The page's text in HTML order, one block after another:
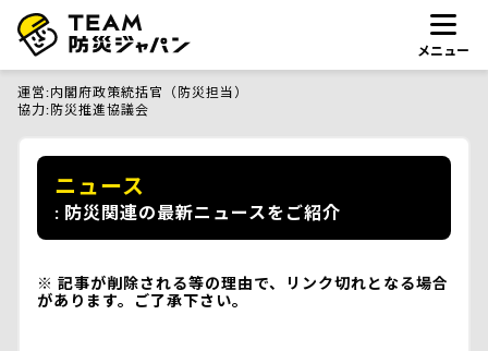
メニュー
運営 内閣府政策統括官（防災担当）
協力 防災推進協議会
ニュース
防災関連の最新ニュースをご紹介
記事が削除される等の理由で、リンク切れとなる場合
があります。ご了承下さい。